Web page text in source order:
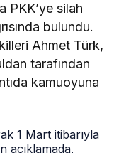
PKK’ye silah
bulundu.
Ahmet Türk,
tarafından
kamuoyuna
1 Mart itibarıyla
açıklamada,